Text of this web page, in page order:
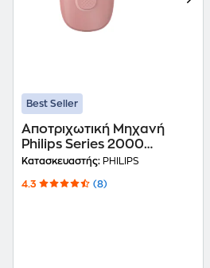
Best Seller
Αποτριχωτική Μηχανή
Philips Series 2000
BRE227/00 Ροζ
Κατασκευαστής: PHILIPS
4.3 (8)